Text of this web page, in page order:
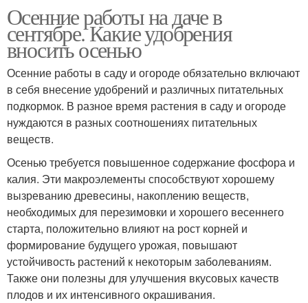
Осенние работы на даче в
сентябре. Какие удобрения
вносить осенью
Осенние работы в саду и огороде обязательно включают
в себя внесение удобрений и различных питательных
подкормок. В разное время растения в саду и огороде
нуждаются в разных соотношениях питательных
веществ.
Осенью требуется повышенное содержание фосфора и
калия. Эти макроэлементы способствуют хорошему
вызреванию древесины, накоплению веществ,
необходимых для перезимовки и хорошего весеннего
старта, положительно влияют на рост корней и
формирование будущего урожая, повышают
устойчивость растений к некоторым заболеваниям.
Также они полезны для улучшения вкусовых качеств
плодов и их интенсивного окрашивания.